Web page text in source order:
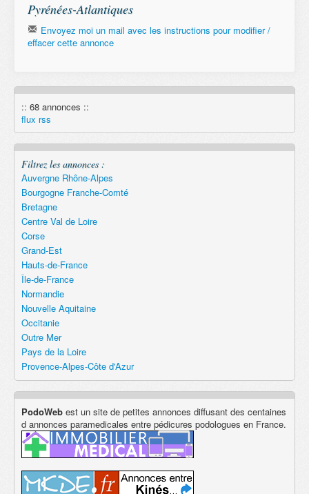
Pyrénées-Atlantiques
Envoyez moi un mail avec les instructions pour modifier /
effacer cette annonce
Remember
:: 68 annonces ::
flux rss
Filtrez les annonces :
Auvergne Rhône-Alpes
Bourgogne Franche-Comté
Bretagne
Centre Val de Loire
Corse
Grand-Est
Hauts-de-France
Île-de-France
Normandie
Nouvelle Aquitaine
Occitanie
Outre Mer
Pays de la Loire
Provence-Alpes-Côte d'Azur
PodoWeb est un site de petites annonces diffusant des centaines
d annonces paramedicales entre pédicures podologues en France.